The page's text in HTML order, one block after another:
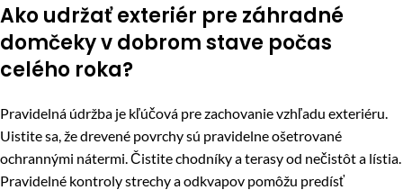
Ako udržať exteriér pre záhradné
domčeky v dobrom stave počas
celého roka?
Pravidelná údržba je kľúčová pre zachovanie vzhľadu exteriéru.
Uistite sa, že drevené povrchy sú pravidelne ošetrované
ochrannými nátermi. Čistite chodníky a terasy od nečistôt a lístia.
Pravidelné kontroly strechy a odkvapov pomôžu predísť